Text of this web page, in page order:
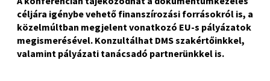
céljára igénybe vehető finanszírozási forrásokról is, a
közelmúltban megjelent vonatkozó EU-s pályázatok
megismerésével. Konzultálhat DMS szakértőinkkel,
valamint pályázati tanácsadó partnerünkkel is.